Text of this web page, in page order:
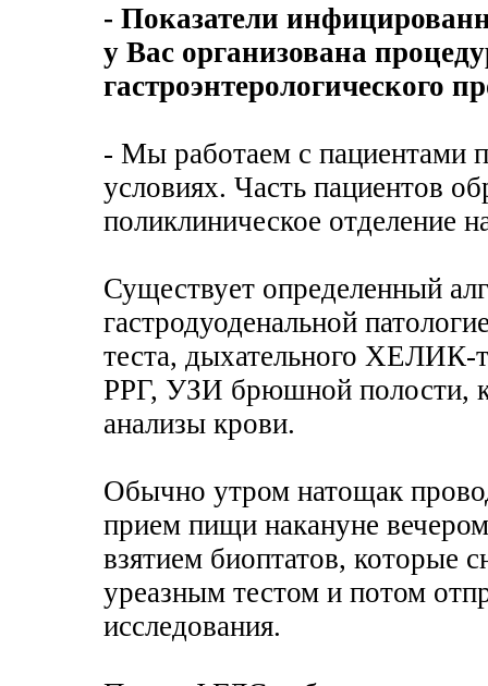
- Показатели
у Вас организована
гастроэнтерологического
- Мы работаем с пациентами
условиях. Часть пациентов
поликлиническое отделение
Существует определенный
гастродуоденальной
теста, дыхательного ХЕЛИК-
РРГ, УЗИ брюшной полости,
анализы крови.
Обычно утром натощак
прием пищи накануне
взятием биоптатов, которые
уреазным тестом и потом
исследования.